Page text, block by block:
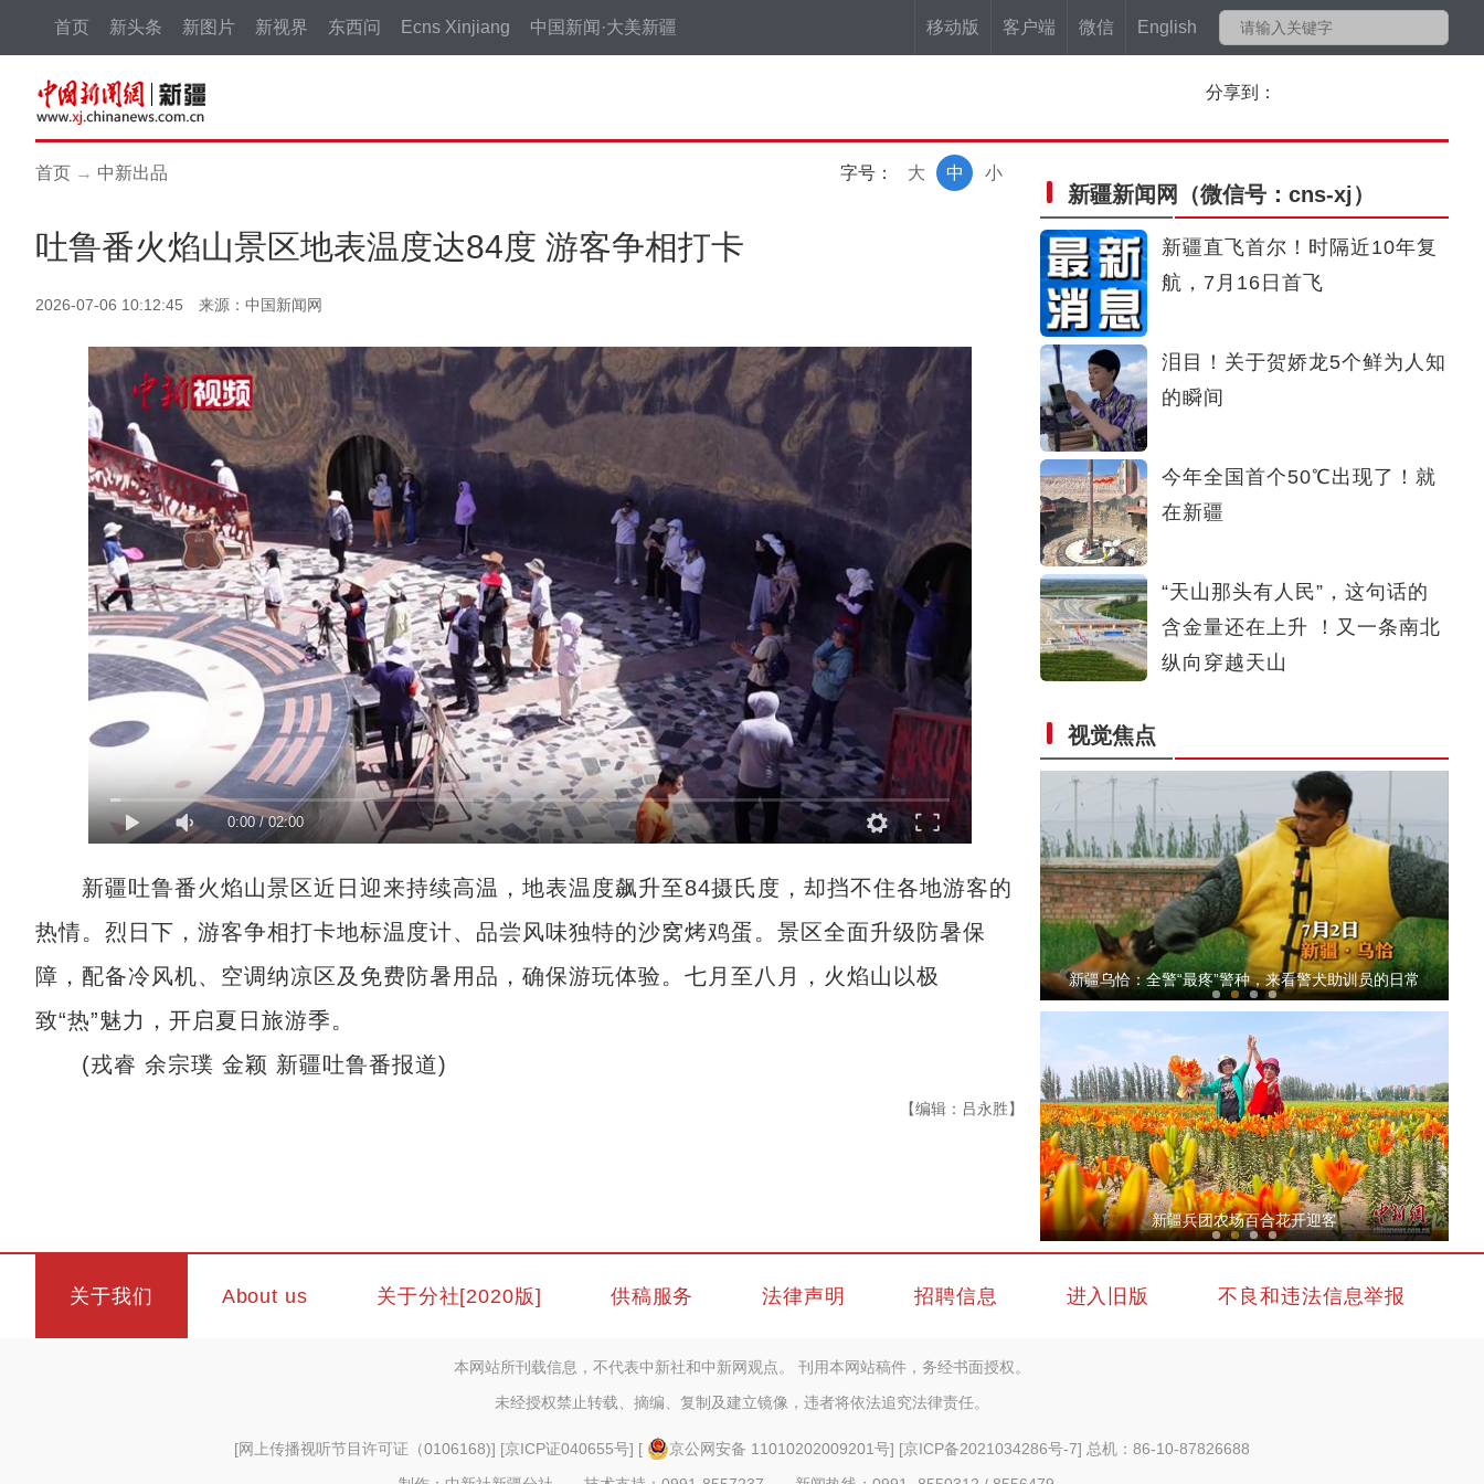
移动版 客户端 微信 English
首页 新头条 新图片 新视界 东西问 Ecns Xinjiang 中国新闻·大美新疆
分享到：
首页 → 中新出品 字号： 小
中
大
吐鲁番火焰山景区地表温度达84度 游客争相打卡
2026-07-06 10:12:45 来源：中国新闻网
0:00/02:00
新疆吐鲁番火焰山景区近日迎来持续高温，地表温度飙升至84摄氏度，却挡不住各地游客的
热情。烈日下，游客争相打卡地标温度计、品尝风味独特的沙窝烤鸡蛋。景区全面升级防暑保
障，配备冷风机、空调纳凉区及免费防暑用品，确保游玩体验。七月至八月，火焰山以极
致“热”魅力，开启夏日旅游季。
(戎睿 余宗璞 金颖 新疆吐鲁番报道)
【编辑：吕永胜】
新疆新闻网 （微信号：cns-xj）
新疆直飞首尔！时隔近10年复
航，7月16日首飞
泪目！关于贺娇龙5个鲜为人知
的瞬间
今年全国首个50℃出现了！就
在新疆
“天山那头有人民”，这句话的
含金量还在上升 ！又一条南北
纵向穿越天山
视觉焦点
西部陆海新通道首条新疆至非洲航线开通
新疆阿勒泰：碧水穿林海，青山入画来
新疆乌恰：全警“最疼”警种，来看警犬助训员的日常
“夜行日游”不折腾！两千余名中老年人坐着专列去新疆
西部陆海新通道首条新疆至非洲航线开通
新疆兵团农场百合花开迎客
关于我们 About us 关于分社[2020版] 供稿服务 法律声明 招聘信息 进入旧版 不良和违法信息举报
本网站所刊载信息，不代表中新社和中新网观点。 刊用本网站稿件，务经书面授权。
未经授权禁止转载、摘编、复制及建立镜像，违者将依法追究法律责任。
[网上传播视听节目许可证（0106168)] [京ICP证040655号] [ 京公网安备 11010202009201号] [京ICP备2021034286号-7] 总机：86-10-87826688